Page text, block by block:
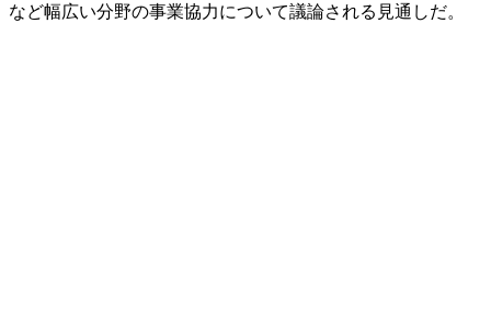
など幅広い分野の事業協力について議論される見通しだ。